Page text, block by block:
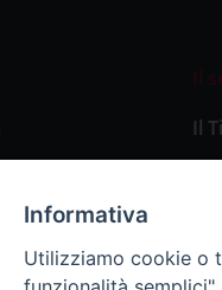
Il
Il
Informativa
Utilizziamo cookie o